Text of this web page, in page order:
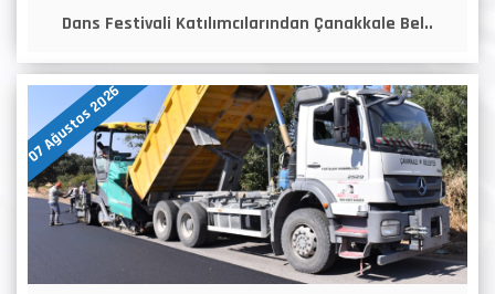
Dans Festivali Katılımcılarından Çanakkale Bel..
07 Ağustos 2026